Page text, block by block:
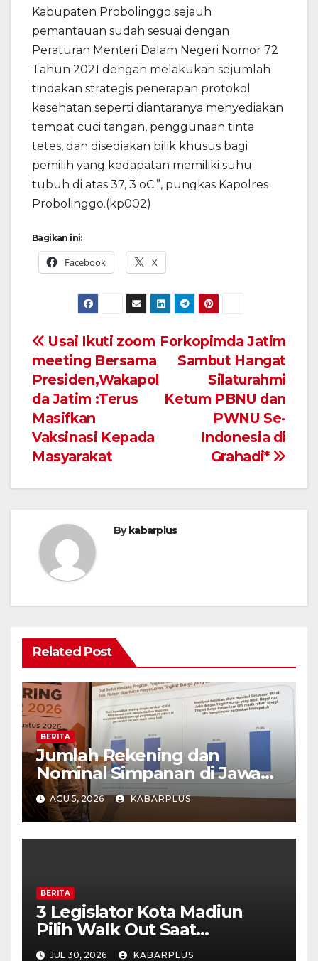
Kabupaten Probolinggo sejauh
pemantauan sudah sesuai dengan
Peraturan Menteri Dalam Negeri Nomor 72
Tahun 2021 dengan melakukan sejumlah
tindakan strategis penerapan protokol
kesehatan seperti diantaranya menyediakan
tempat cuci tangan, penggunaan tinta
tetes, dan disediakan bilik khusus bagi
pemilih yang kedapatan memiliki suhu
tubuh di atas 37, 3 oC.”, pungkas Kapolres
Probolinggo.(kp002)
Bagikan ini:
Facebook X
Navigasi
pos
Forkopimda Jatim
Sambut Hangat
Silaturahmi
Ketum PBNU dan
PWNU Se-
Indonesia di
Grahadi*
Usai Ikuti zoom
meeting Bersama
Presiden,Wakapol
da Jatim :Terus
Masifkan
Vaksinasi Kepada
Masyarakat
Bykabarplus
Related Post
BERITA
Jumlah Rekening dan
Nominal Simpanan di Jawa
Timur Meningkat 1,17% Year
on Year.
AGU 5, 2026 KABARPLUS
BERITA
3 Legislator Kota Madiun
Pilih Walk Out Saat
Paripurna
JUL 30, 2026 KABARPLUS